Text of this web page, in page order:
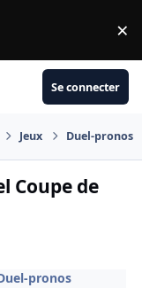
×
Se connecter
Jeux Duel-pronos
Coupe de
pronos